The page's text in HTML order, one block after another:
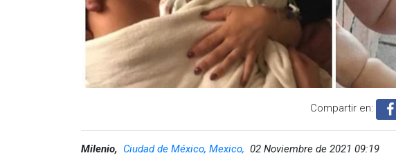
Compartir en:
Milenio, Ciudad de México, Mexico, 02 Noviembre de 2021 09:19